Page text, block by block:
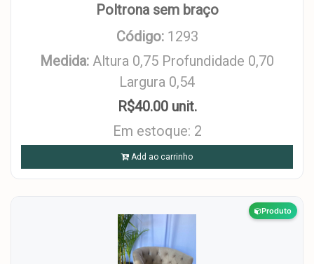
Poltrona sem braço
Código: 1293
Medida: Altura 0,75 Profundidade 0,70
Largura 0,54
R$40.00 unit.
Em estoque: 2
Add ao carrinho
Produto